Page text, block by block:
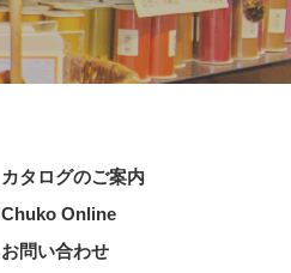
カタログのご案内
Chuko Online
お問い合わせ